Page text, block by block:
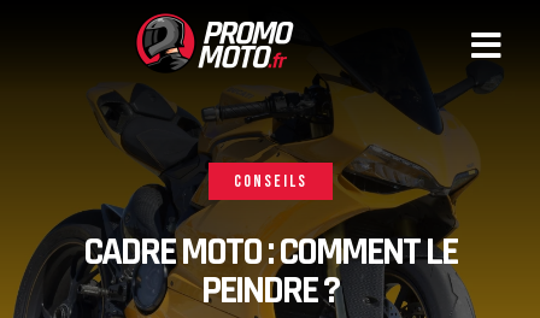
CONSEILS
CADRE MOTO : COMMENT LE
PEINDRE ?